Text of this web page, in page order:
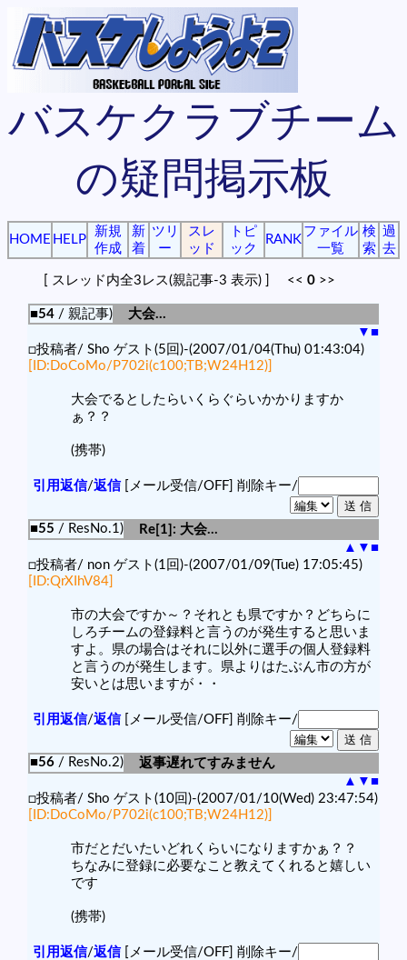
バスケクラブチーム
の疑問掲示板
HOME HELP
新規
作成
新
着
ツリ
ー
スレ
ッド
トピ
ック
RANK
ファイル
一覧
検
索
過
去
[ スレッド内全3レス(親記事-3 表示) ] << 0 >>
■54 / 親記事)
大会…
▼ ■
□投稿者/ Sho ゲスト(5回)-(2007/01/04(Thu) 01:43:04)
[ID:DoCoMo/P702i(c100;TB;W24H12)]
大会でるとしたらいくらぐらいかかりますか
ぁ？？
(携帯)
引用返信/返信[メール受信/OFF] 削除キー/
■55 / ResNo.1)
Re[1]: 大会…
▲ ▼ ■
□投稿者/ non ゲスト(1回)-(2007/01/09(Tue) 17:05:45)
[ID:QrXIhV84]
市の大会ですか～？それとも県ですか？どちらに
しろチームの登録料と言うのが発生すると思いま
すよ。県の場合はそれに以外に選手の個人登録料
と言うのが発生します。県よりはたぶん市の方が
安いとは思いますが・・
引用返信/返信[メール受信/OFF] 削除キー/
■56 / ResNo.2)
返事遅れてすみません
▲ ▼ ■
□投稿者/ Sho ゲスト(10回)-(2007/01/10(Wed) 23:47:54)
[ID:DoCoMo/P702i(c100;TB;W24H12)]
市だとだいたいどれくらいになりますかぁ？？
ちなみに登録に必要なこと教えてくれると嬉しい
です
(携帯)
引用返信/返信[メール受信/OFF] 削除キー/